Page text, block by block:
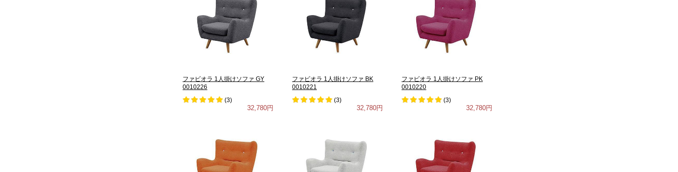
ファビオラ 1人掛けソファ GY
0010226
(3)
32,780円
ファビオラ 1人掛けソファ BK
0010221
(3)
32,780円
ファビオラ 1人掛けソファ PK
0010220
(3)
32,780円